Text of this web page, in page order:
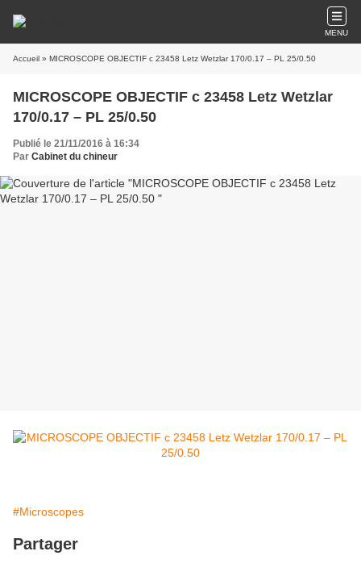
MENU
Accueil » MICROSCOPE OBJECTIF c 23458 Letz Wetzlar 170/0.17 – PL 25/0.50
MICROSCOPE OBJECTIF c 23458 Letz Wetzlar
170/0.17 – PL 25/0.50
Publié le 21/11/2016 à 16:34
Par Cabinet du chineur
#Microscopes
Partager